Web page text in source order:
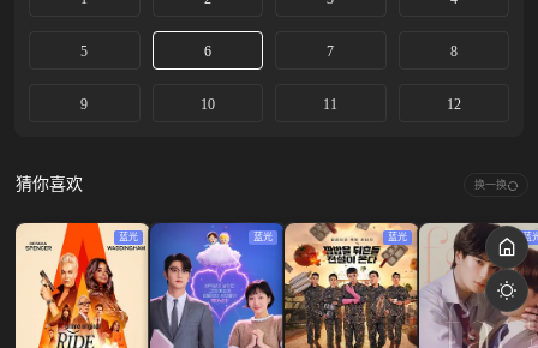
5 6 7 8
9 10 11 12
猜你喜欢 换一换
蓝光 蓝光 蓝光 蓝